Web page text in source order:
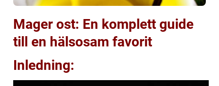
Mager ost: En komplett guide
till en hälsosam favorit
Inledning: